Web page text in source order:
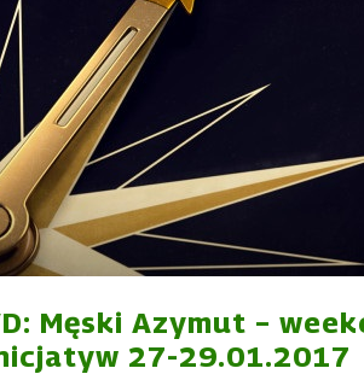
Męski Azymut –
27-29.01.2017